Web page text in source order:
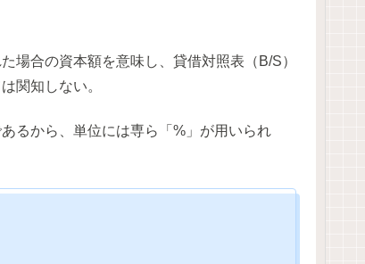
場合の資本額を意味し、貸借対照表（B/S）
関知しない。
るから、単位には専ら「%」が用いられ